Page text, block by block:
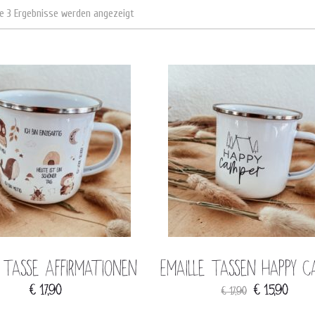
3 Ergebnisse werden angezeigt
Tasse Affirmationen
€17,90
Emaille Tassen Happy
€17,90
Ursprünglicher
€ 15,90